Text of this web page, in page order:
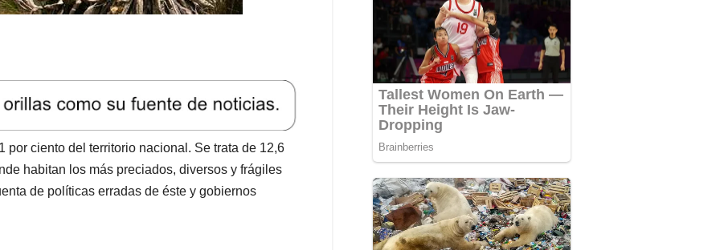
ciento del territorio nacional. Se trata de 12,6
habitan los más preciados, diversos y frágiles
de políticas erradas de éste y gobiernos